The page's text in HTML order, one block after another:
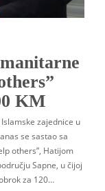
KM
zajednice u
se sastao sa
others”, Hatijom
Sapne, u čijoj
za 120…